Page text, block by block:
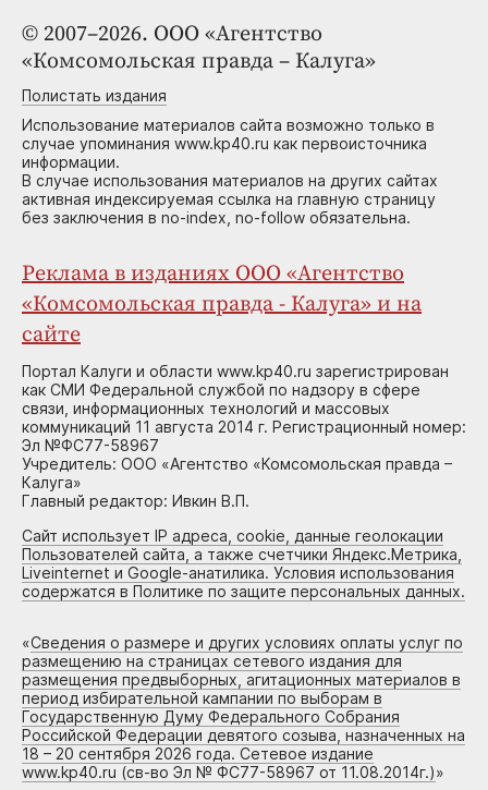
© 2007–2026. ООО «Агентство
«Комсомольская правда – Калуга»
Полистать издания
Использование материалов сайта возможно только в
случае упоминания www.kp40.ru как первоисточника
информации.
В случае использования материалов на других сайтах
активная индексируемая ссылка на главную страницу
без заключения в no-index, no-follow обязательна.
Реклама в изданиях ООО «Агентство
«Комсомольская правда - Калуга» и на
сайте
Портал Калуги и области www.kp40.ru зарегистрирован
как СМИ Федеральной службой по надзору в сфере
связи, информационных технологий и массовых
коммуникаций 11 августа 2014 г. Регистрационный номер:
Эл №ФС77-58967
Учредитель: ООО «Агентство «Комсомольская правда –
Калуга»
Главный редактор: Ивкин В.П.
Сайт использует IP адреса, cookie, данные геолокации
Пользователей сайта, а также счетчики Яндекс.Метрика,
Liveinternet и Google-анатилика. Условия использования
содержатся в Политике по защите персональных данных.
«Сведения о размере и других условиях оплаты услуг по
размещению на страницах сетевого издания для
размещения предвыборных, агитационных материалов в
период избирательной кампании по выборам в
Государственную Думу Федерального Собрания
Российской Федерации девятого созыва, назначенных на
18 – 20 сентября 2026 года. Сетевое издание
www.kp40.ru (св-во Эл № ФС77-58967 от 11.08.2014г.)»